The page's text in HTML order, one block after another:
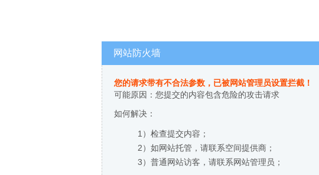
网站防火墙
您的请求带有不合法参数，已被网站管理员设置拦截！
可能原因：您提交的内容包含危险的攻击请求
如何解决：
1）检查提交内容；
2）如网站托管，请联系空间提供商；
3）普通网站访客，请联系网站管理员；